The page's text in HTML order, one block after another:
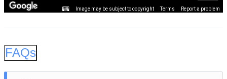
Image may be subject to copyright Terms Report a problem
FAQs